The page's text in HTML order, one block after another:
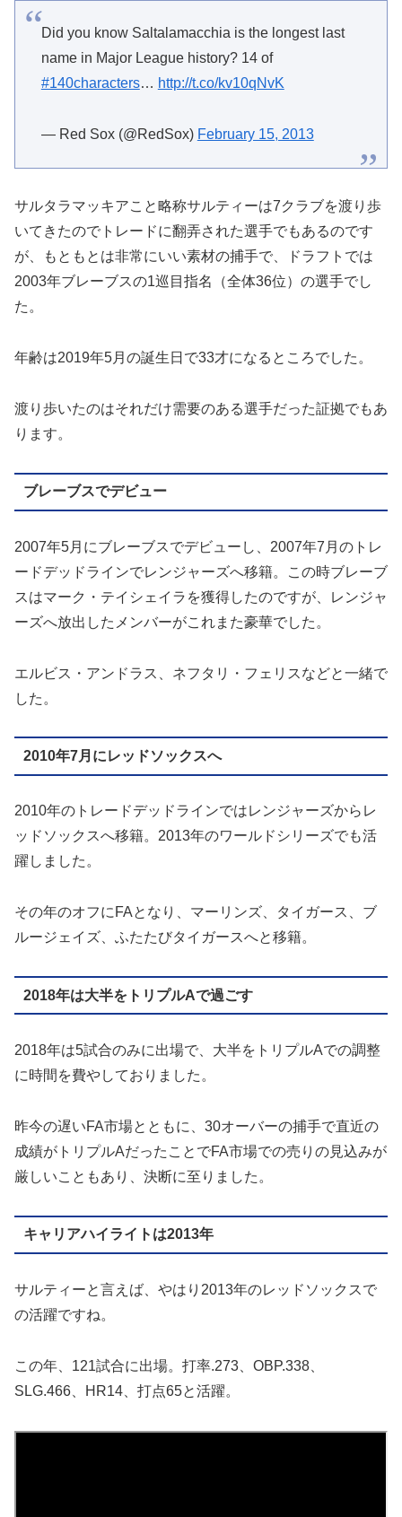
Did you know Saltalamacchia is the longest last
name in Major League history? 14 of
#140characters… http://t.co/kv10qNvK
— Red Sox (@RedSox) February 15, 2013
サルタラマッキアこと略称サルティーは7クラブを渡り歩
いてきたのでトレードに翻弄された選手でもあるのです
が、もともとは非常にいい素材の捕手で、ドラフトでは
2003年ブレーブスの1巡目指名（全体36位）の選手でし
た。
年齢は2019年5月の誕生日で33才になるところでした。
渡り歩いたのはそれだけ需要のある選手だった証拠でもあ
ります。
ブレーブスでデビュー
2007年5月にブレーブスでデビューし、2007年7月のトレ
ードデッドラインでレンジャーズへ移籍。この時ブレーブ
スはマーク・テイシェイラを獲得したのですが、レンジャ
ーズへ放出したメンバーがこれまた豪華でした。
エルビス・アンドラス、ネフタリ・フェリスなどと一緒で
した。
2010年7月にレッドソックスへ
2010年のトレードデッドラインではレンジャーズからレ
ッドソックスへ移籍。2013年のワールドシリーズでも活
躍しました。
その年のオフにFAとなり、マーリンズ、タイガース、ブ
ルージェイズ、ふたたびタイガースへと移籍。
2018年は大半をトリプルAで過ごす
2018年は5試合のみに出場で、大半をトリプルAでの調整
に時間を費やしておりました。
昨今の遅いFA市場とともに、30オーバーの捕手で直近の
成績がトリプルAだったことでFA市場での売りの見込みが
厳しいこともあり、決断に至りました。
キャリアハイライトは2013年
サルティーと言えば、やはり2013年のレッドソックスで
の活躍ですね。
この年、121試合に出場。打率.273、OBP.338、
SLG.466、HR14、打点65と活躍。